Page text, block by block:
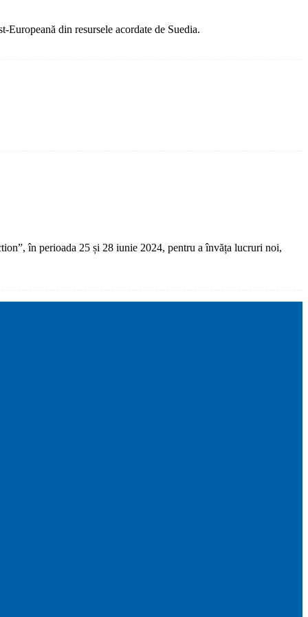
din resursele acordate de Suedia.
în perioada 25 și 28 iunie 2024, pentru a învăța lucruri noi,